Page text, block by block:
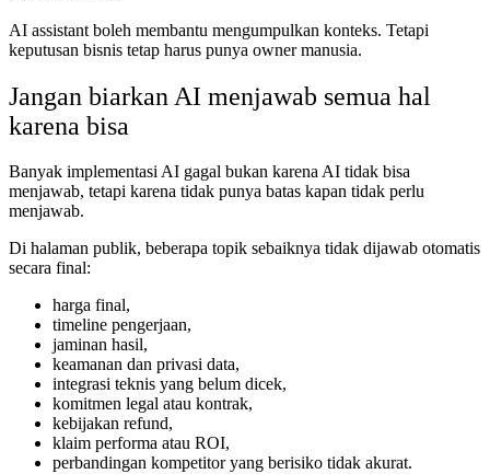
AI assistant boleh membantu mengumpulkan konteks. Tetapi
keputusan bisnis tetap harus punya owner manusia.
Jangan biarkan AI menjawab semua hal
karena bisa
Banyak implementasi AI gagal bukan karena AI tidak bisa
menjawab, tetapi karena tidak punya batas kapan tidak perlu
menjawab.
Di halaman publik, beberapa topik sebaiknya tidak dijawab otomatis
secara final:
harga final,
timeline pengerjaan,
jaminan hasil,
keamanan dan privasi data,
integrasi teknis yang belum dicek,
komitmen legal atau kontrak,
kebijakan refund,
klaim performa atau ROI,
perbandingan kompetitor yang berisiko tidak akurat.